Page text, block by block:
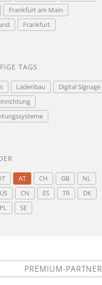
Frankfurt am Main
Frankfurt
TAGS
Ladenbau
Digital Signage
IT AT CH GB
NL
US CN ES TR
DK
PL SE
PREMIUM-PARTNER